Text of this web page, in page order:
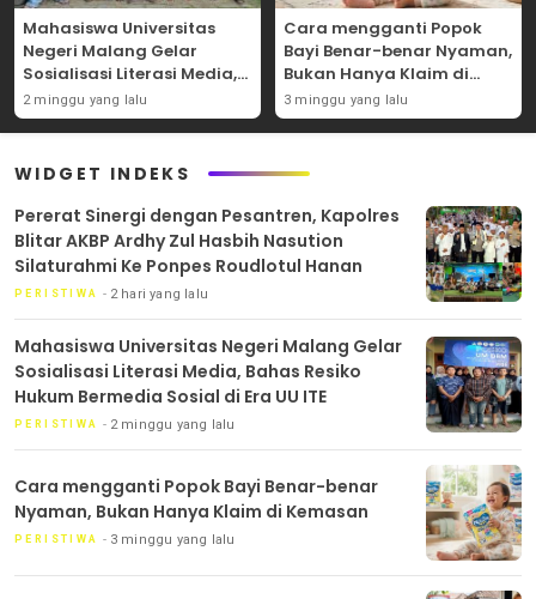
Mahasiswa Universitas
Negeri Malang Gelar
Sosialisasi Literasi Media,
Bahas Resiko Hukum
Bermedia Sosial di Era UU
2 minggu yang lalu
Cara mengganti Popok
Bayi Benar-benar Nyaman,
Bukan Hanya Klaim di
Kemasan
3 minggu yang lalu
WIDGET INDEKS
Pererat Sinergi dengan Pesantren, Kapolres
Blitar AKBP Ardhy Zul Hasbih Nasution
Silaturahmi Ke Ponpes Roudlotul Hanan
PERISTIWA 2 hari yang lalu
Mahasiswa Universitas Negeri Malang Gelar
Sosialisasi Literasi Media, Bahas Resiko
Hukum Bermedia Sosial di Era UU ITE
PERISTIWA 2 minggu yang lalu
Cara mengganti Popok Bayi Benar-benar
Nyaman, Bukan Hanya Klaim di Kemasan
PERISTIWA 3 minggu yang lalu